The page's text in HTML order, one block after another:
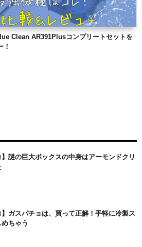
Clean AR391Plusコンプリートセットを
！
】謎の巨大ボックスの中身はアーモンドクリ
】ガスパチョは、買って正解！手軽に冷製ス
ちゃう